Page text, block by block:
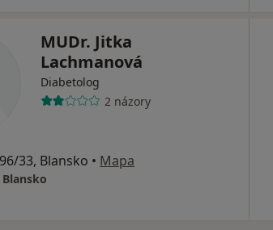
MUDr. Jitka
Lachmanová
Diabetolog
2 názory
33, Blansko • Mapa